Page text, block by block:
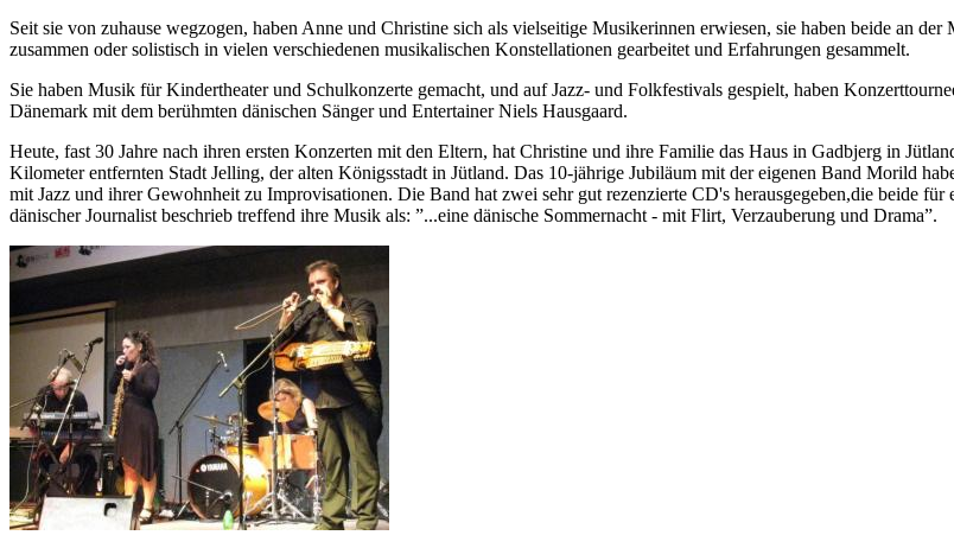
Seit sie von zuhause wegzogen, haben Anne und Christine sich als vielseitige Musikerinnen erwiesen, sie haben beide an
zusammen oder solistisch in vielen verschiedenen musikalischen Konstellationen gearbeitet und Erfahrungen gesammelt.
Sie haben Musik für Kindertheater und Schulkonzerte gemacht, und auf Jazz- und Folkfestivals gespielt, haben
Dänemark mit dem berühmten dänischen Sänger und Entertainer Niels Hausgaard.
Heute, fast 30 Jahre nach ihren ersten Konzerten mit den Eltern, hat Christine und ihre Familie das Haus in Gadbjerg in
Kilometer entfernten Stadt Jelling, der alten Königsstadt in Jütland. Das 10-jährige Jubiläum mit der eigenen Band Morild
mit Jazz und ihrer Gewohnheit zu Improvisationen. Die Band hat zwei sehr gut rezenzierte CD's herausgegeben,die beide
dänischer Journalist beschrieb treffend ihre Musik als: ”...eine dänische Sommernacht - mit Flirt, Verzauberung und Drama”.